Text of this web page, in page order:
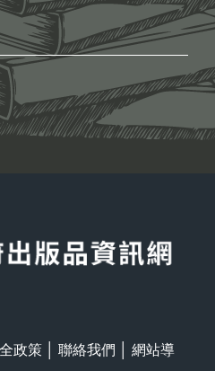
政策 聯絡我們
網站導